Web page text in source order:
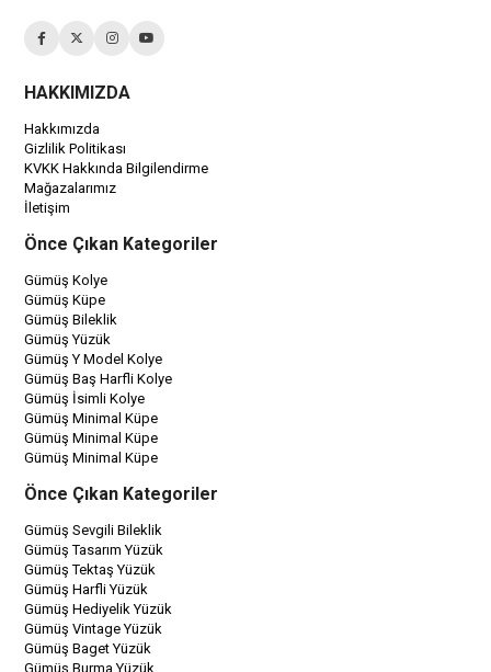
HAKKIMIZDA
Hakkımızda
Gizlilik Politikası
KVKK Hakkında Bilgilendirme
Mağazalarımız
İletişim
Önce Çıkan Kategoriler
Gümüş Kolye
Gümüş Küpe
Gümüş Bileklik
Gümüş Yüzük
Gümüş Y Model Kolye
Gümüş Baş Harfli Kolye
Gümüş İsimli Kolye
Gümüş Minimal Küpe
Gümüş Minimal Küpe
Gümüş Minimal Küpe
Önce Çıkan Kategoriler
Gümüş Sevgili Bileklik
Gümüş Tasarım Yüzük
Gümüş Tektaş Yüzük
Gümüş Harfli Yüzük
Gümüş Hediyelik Yüzük
Gümüş Vintage Yüzük
Gümüş Baget Yüzük
Gümüş Burma Yüzük